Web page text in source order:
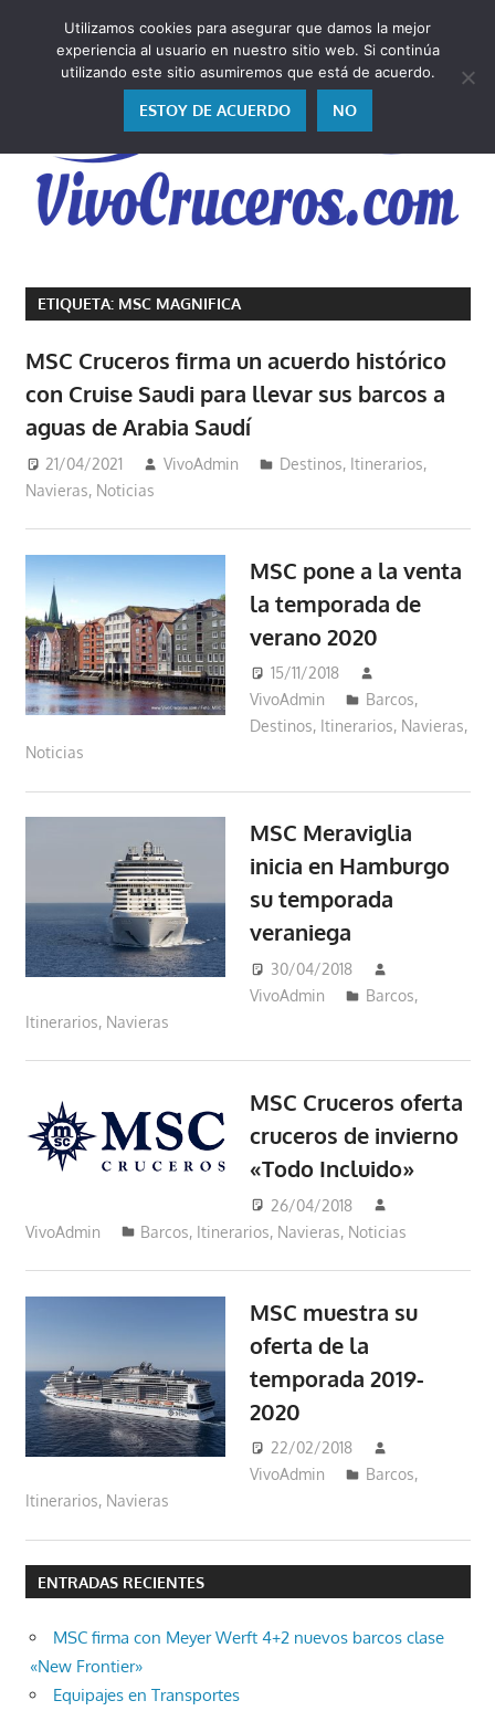
contenido
cruceros
como
los
vivo,
cuento
ETIQUETA: MSC MAGNIFICA
MSC Cruceros firma un acuerdo histórico
con Cruise Saudi para llevar sus barcos a
aguas de Arabia Saudí
21/04/2021 VivoAdmin Destinos, Itinerarios,
Navieras, Noticias
MSC pone a la venta
la temporada de
verano 2020
15/11/2018
VivoAdmin
Barcos,
Destinos, Itinerarios, Navieras,
Noticias
MSC Meraviglia
inicia en Hamburgo
su temporada
veraniega
30/04/2018
VivoAdmin
Barcos,
Itinerarios, Navieras
MSC Cruceros oferta
cruceros de invierno
«Todo Incluido»
26/04/2018
VivoAdmin
Barcos, Itinerarios, Navieras, Noticias
MSC muestra su
oferta de la
temporada 2019-
2020
22/02/2018
VivoAdmin
Barcos,
Itinerarios, Navieras
ENTRADAS RECIENTES
MSC firma con Meyer Werft 4+2 nuevos barcos clase
«New Frontier»
Equipajes en Transportes
Utilizamos cookies para asegurar que damos la mejor
experiencia al usuario en nuestro sitio web. Si continúa
utilizando este sitio asumiremos que está de acuerdo.
ESTOY DE ACUERDO NO